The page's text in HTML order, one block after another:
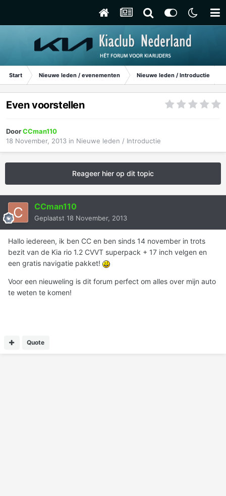
Start Nieuwe leden / evenementen Nieuwe leden / Introductie
Even voorstellen
DoorCCman110
18 November, 2013 in Nieuwe leden / Introductie
Reageer hier op dit topic
CCman110
Geplaatst 18 November, 2013
Hallo iedereen, ik ben CC en ben sinds 14 november in trots
bezit van de Kia rio 1.2 CVVT superpack + 17 inch velgen en
een gratis navigatie pakket!
Voor een nieuweling is dit forum perfect om alles over mijn auto
te weten te komen!
Quote